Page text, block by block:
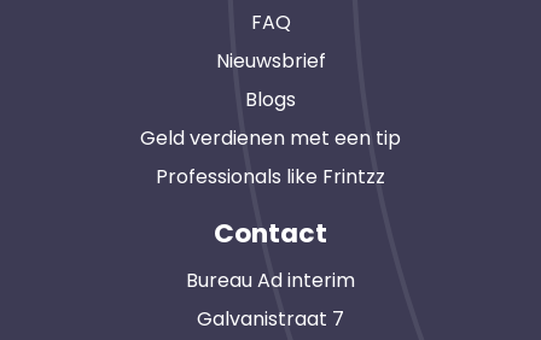
FAQ
Nieuwsbrief
Blogs
Geld verdienen met een tip
Professionals like Frintzz
Contact
Bureau Ad interim
Galvanistraat 7